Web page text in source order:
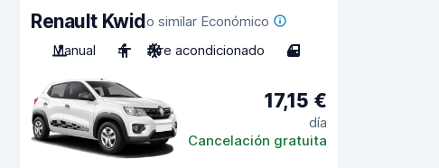
Renault Kwido similar Económico
Manual
4 Aire acondicionado 4
17,15 €
día
Cancelación gratuita